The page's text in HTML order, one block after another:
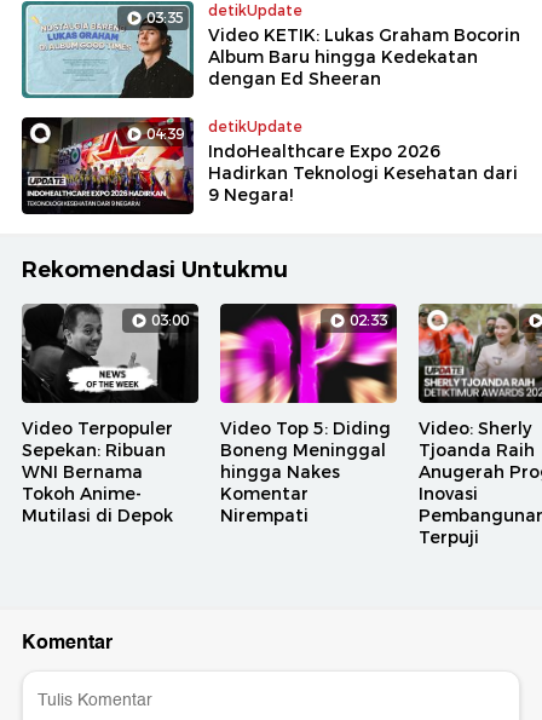
03:35 detikUpdate
Video KETIK: Lukas Graham Bocorin
Album Baru hingga Kedekatan
dengan Ed Sheeran
04:39 detikUpdate
IndoHealthcare Expo 2026
Hadirkan Teknologi Kesehatan dari
9 Negara!
Rekomendasi Untukmu
03:00
Video Terpopuler
Sepekan: Ribuan
WNI Bernama
Tokoh Anime-
Mutilasi di Depok
02:33
Video Top 5: Diding
Boneng Meninggal
hingga Nakes
Komentar
Nirempati
Video: Sherly
Tjoanda Raih
Anugerah
Inovasi
Terpuji